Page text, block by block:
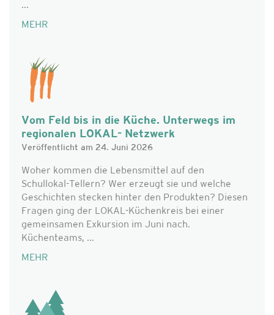
...
MEHR
Vom Feld bis in die Küche. Unterwegs im
regionalen LOKAL- Netzwerk
Veröffentlicht am 24. Juni 2026
Woher kommen die Lebensmittel auf den
Schullokal-Tellern? Wer erzeugt sie und welche
Geschichten stecken hinter den Produkten? Diesen
Fragen ging der LOKAL-Küchenkreis bei einer
gemeinsamen Exkursion im Juni nach.
Küchenteams, ...
MEHR